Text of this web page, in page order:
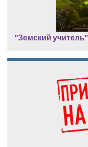
"Земский учитель"